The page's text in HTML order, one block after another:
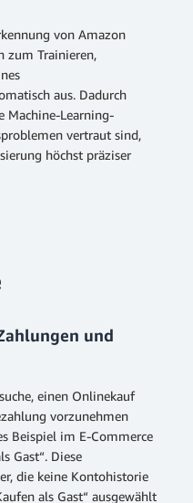
von Amazon
zum Trainieren,
aus. Dadurch
Machine-Learning-
vertraut sind,
höchst präziser
und
einen Onlinekauf
vorzunehmen
Beispiel im E-Commerce
Gast“. Diese
die keine Kontohistorie
als Gast“ ausgewählt